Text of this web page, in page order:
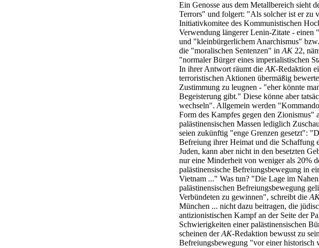
Ein Genosse aus dem Metallbereich sieht
Terrors" und folgert: "Als solcher ist er zu
Initiativkomitee des Kommunistischen
Verwendung längerer Lenin-Zitate -
und "kleinbürgerlichem Anarchismus"
die "moralischen Sentenzen" in AK22,
"normaler Bürger eines imperialistischen
In ihrer Antwort räumt die AK-Redaktion
terroristischen Aktionen übermäßig
Zustimmung zu leugnen - "eher könnte
Begeisterung gibt." Diese könne aber
wechseln". Allgemein werden
Form des Kampfes gegen den Zionismus"
palästinensischen Massen lediglich
seien zukünftig "enge Grenzen gesetzt":
Befreiung ihrer Heimat und die Schaffung
Juden, kann aber nicht in den besetzten
nur eine Minderheit von weniger als 20%
palästinensische Befreiungsbewegung in
Vietnam ..." Was tun? "Die Lage im
palästinensischen Befreiungsbewegung
Verbündeten zu gewinnen", schreibt die
München ... nicht dazu beitragen, die
antizionistischen Kampf an der Seite der
Schwierigkeiten einer palästinensischen
scheinen derAK-Redaktion bewusst zu
Befreiungsbewegung "vor einer historisch